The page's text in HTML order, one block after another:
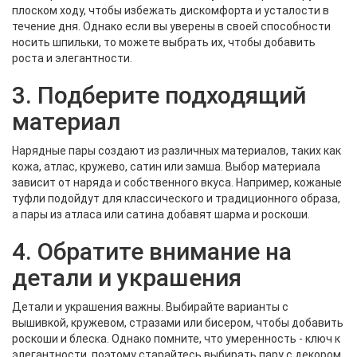
плоском ходу, чтобы избежать дискомфорта и усталости в
течение дня. Однако если вы уверены в своей способности
носить шпильки, то можете выбрать их, чтобы добавить
роста и элегантности.
3. Подберите подходящий
материал
Нарядные пары создают из различных материалов, таких как
кожа, атлас, кружево, сатин или замша. Выбор материала
зависит от наряда и собственного вкуса. Например, кожаные
туфли подойдут для классического и традиционного образа,
а пары из атласа или сатина добавят шарма и роскоши.
4. Обратите внимание на
детали и украшения
Детали и украшения важны. Выбирайте варианты с
вышивкой, кружевом, стразами или бисером, чтобы добавить
роскоши и блеска. Однако помните, что умеренность - ключ к